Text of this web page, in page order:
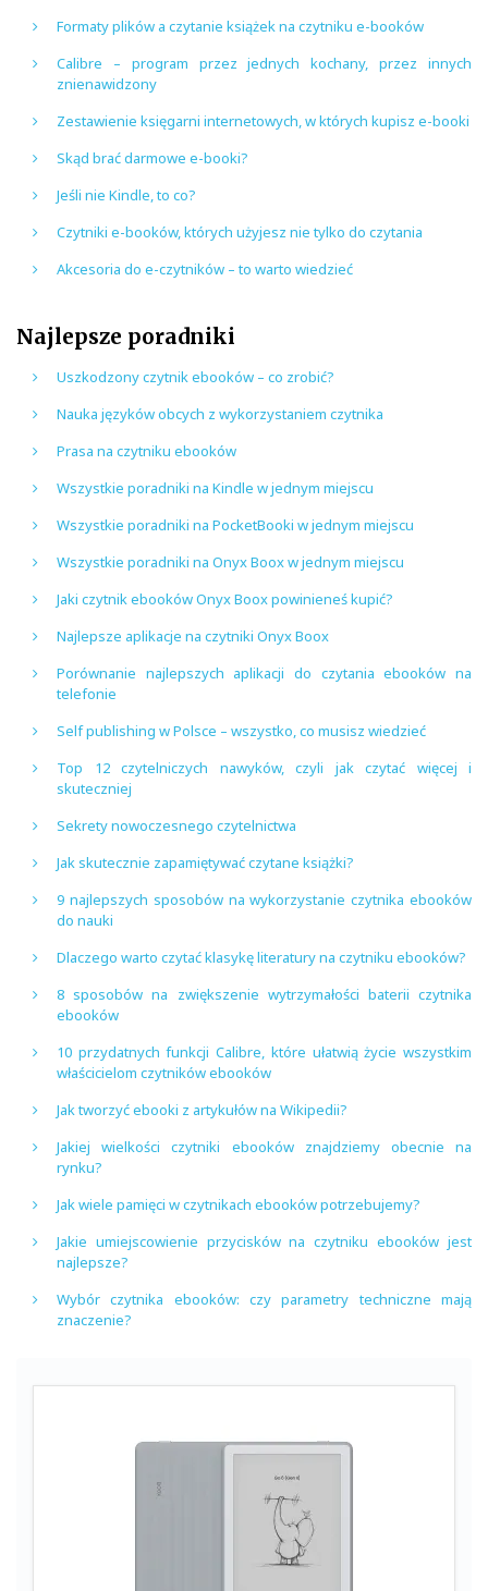
Formaty plików a czytanie książek na czytniku e-booków
Calibre – program przez jednych kochany, przez innych
znienawidzony
Zestawienie księgarni internetowych, w których kupisz e-booki
Skąd brać darmowe e-booki?
Jeśli nie Kindle, to co?
Czytniki e-booków, których użyjesz nie tylko do czytania
Akcesoria do e-czytników – to warto wiedzieć
Najlepsze poradniki
Uszkodzony czytnik ebooków – co zrobić?
Nauka języków obcych z wykorzystaniem czytnika
Prasa na czytniku ebooków
Wszystkie poradniki na Kindle w jednym miejscu
Wszystkie poradniki na PocketBooki w jednym miejscu
Wszystkie poradniki na Onyx Boox w jednym miejscu
Jaki czytnik ebooków Onyx Boox powinieneś kupić?
Najlepsze aplikacje na czytniki Onyx Boox
Porównanie najlepszych aplikacji do czytania ebooków na
telefonie
Self publishing w Polsce – wszystko, co musisz wiedzieć
Top 12 czytelniczych nawyków, czyli jak czytać więcej i
skuteczniej
Sekrety nowoczesnego czytelnictwa
Jak skutecznie zapamiętywać czytane książki?
9 najlepszych sposobów na wykorzystanie czytnika ebooków
do nauki
Dlaczego warto czytać klasykę literatury na czytniku ebooków?
8 sposobów na zwiększenie wytrzymałości baterii czytnika
ebooków
10 przydatnych funkcji Calibre, które ułatwią życie wszystkim
właścicielom czytników ebooków
Jak tworzyć ebooki z artykułów na Wikipedii?
Jakiej wielkości czytniki ebooków znajdziemy obecnie na
rynku?
Jak wiele pamięci w czytnikach ebooków potrzebujemy?
Jakie umiejscowienie przycisków na czytniku ebooków jest
najlepsze?
Wybór czytnika ebooków: czy parametry techniczne mają
znaczenie?